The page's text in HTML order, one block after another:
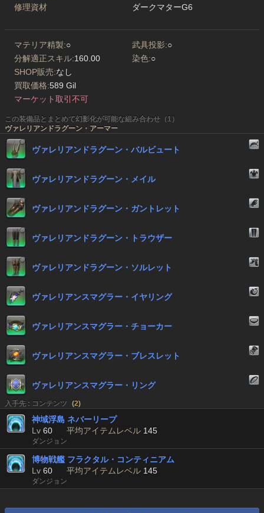
修理資材
ダークマターG6
マテリア精製:○ 武具投影:○
分解適正スキル:160.00 染色:○
SHOP販売:なし
買取価格:589 Gil
マーケット取引不可
この装備品とまとめて幻影化が可能な組み合わせ（1）
ヴァレリアンドラグーン・アーマー
ヴァレリアンドラグーン・バルビュート
ヴァレリアンドラグーン・メイル
ヴァレリアンドラグーン・ガントレット
ヴァレリアンドラグーン・トラウザー
ヴァレリアンドラグーン・ソルレット
ヴァレリアンスマグラー・イヤリング
ヴァレリアンスマグラー・チョーカー
ヴァレリアンスマグラー・ブレスレット
ヴァレリアンスマグラー・リング
入手先 : コンテンツ (2)
神域浮島 ネバーリープ
Lv 60 平均アイテムレベル 145
ダンジョン
博物戦艦 フラクタル・コンティニアム
Lv 60 平均アイテムレベル 145
ダンジョン